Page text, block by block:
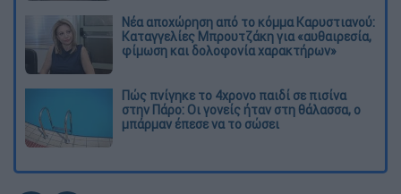
Νέα αποχώρηση από το κόμμα Καρυστιανού:
Καταγγελίες Μπρουτζάκη για «αυθαιρεσία,
φίμωση και δολοφονία χαρακτήρων»
Πώς πνίγηκε το 4χρονο παιδί σε πισίνα
στην Πάρο: Οι γονείς ήταν στη θάλασσα, ο
μπάρμαν έπεσε να το σώσει